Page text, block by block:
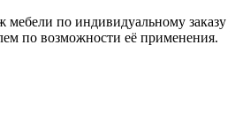
по индивидуальному заказу
по возможности её применения.